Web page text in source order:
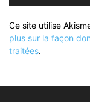
Ce site utilise
plus sur la façon
traitées.